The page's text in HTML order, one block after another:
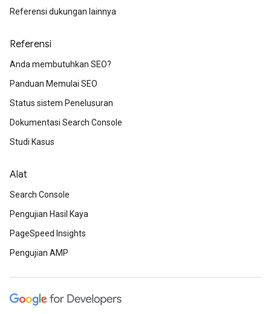
Referensi dukungan lainnya
Referensi
Anda membutuhkan SEO?
Panduan Memulai SEO
Status sistem Penelusuran
Dokumentasi Search Console
Studi Kasus
Alat
Search Console
Pengujian Hasil Kaya
PageSpeed Insights
Pengujian AMP